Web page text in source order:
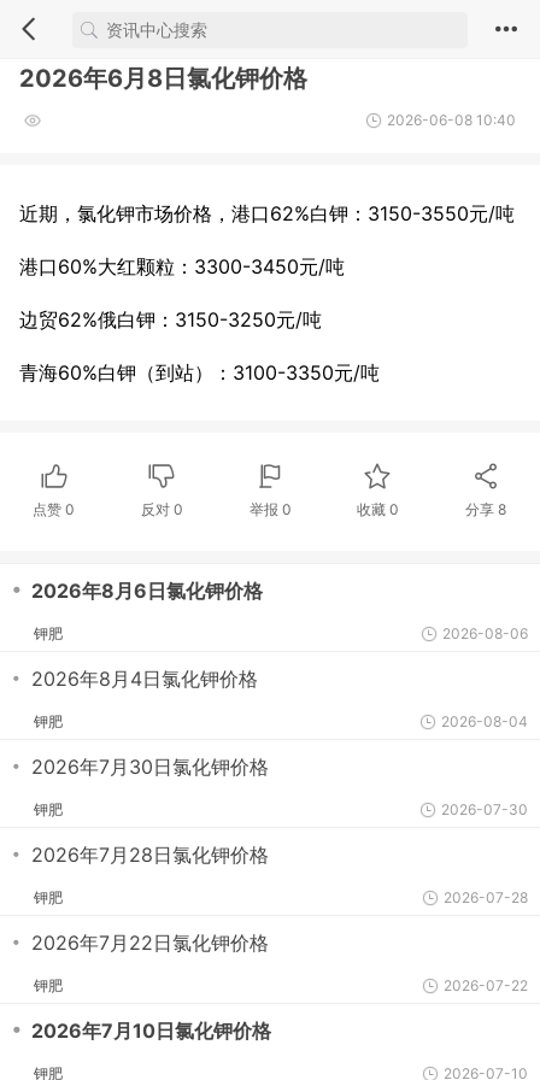
2026年6月8日氯化钾价格
2026-06-08 10:40
近期，氯化钾市场价格，港口62%白钾：3150-3550元/吨
港口60%大红颗粒：3300-3450元/吨
边贸62%俄白钾：3150-3250元/吨
青海60%白钾（到站）：3100-3350元/吨
点赞0 反对 0 举报 0 收藏 0 分享8
・ 2026年8月6日氯化钾价格
钾肥 2026-08-06
・ 2026年8月4日氯化钾价格
钾肥 2026-08-04
・ 2026年7月30日氯化钾价格
钾肥 2026-07-30
・ 2026年7月28日氯化钾价格
钾肥 2026-07-28
・ 2026年7月22日氯化钾价格
钾肥 2026-07-22
・ 2026年7月10日氯化钾价格
钾肥 2026-07-10